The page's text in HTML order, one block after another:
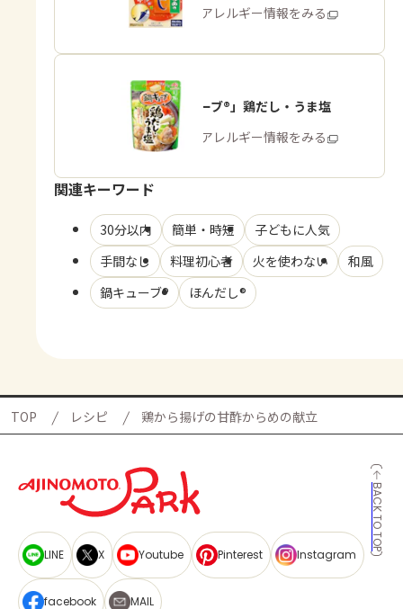
商品・アレルギー情報をみる
「鍋キューブ®」鶏だし・うま塩
商品・アレルギー情報をみる
関連キーワード
30分以内 簡単・時短
子どもに人気
手間なし
料理初心者 火を使わない
和風
鍋キューブ®
ほんだし®
TOP レシピ 鶏から揚げの甘酢からめの献立
BACK TO TOP
LINE X Youtube Pinterest Instagram
facebook MAIL